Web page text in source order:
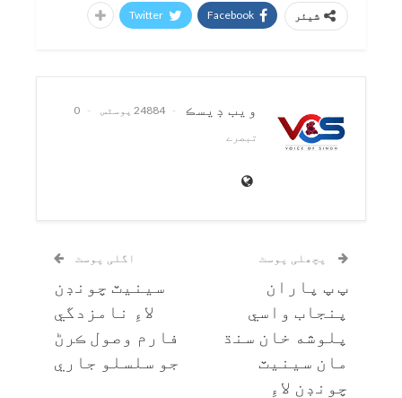
شیئر Facebook
Twitter
ويب ڊيسڪ 24884 پوسٹس
0
تبصرے
پچھلی پوسٹ
پ پ پاران
پنجاب واسي
پلوشه خان سنڌ
مان سينيٽ
چونڊن لاءِ
اگلی پوسٹ
سينيٽ چونڊن
لاءِ نامزدگي
فارم وصول ڪرڻ
جو سلسلو جاري